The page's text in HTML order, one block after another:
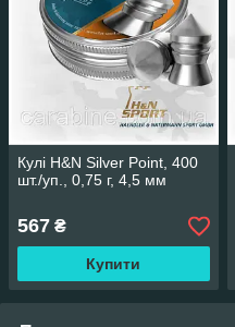
Кулі H&N Silver Point, 400
шт./уп., 0,75 г, 4,5 мм
567 ₴
Купити